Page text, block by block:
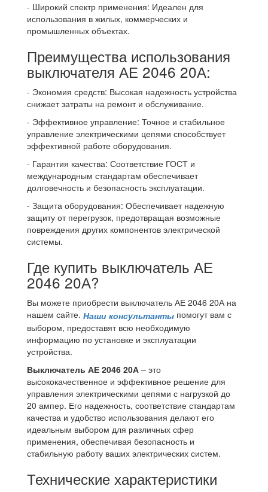
- Широкий спектр применения: Идеален для
использования в жилых, коммерческих и
промышленных объектах.
Преимущества использования
выключателя АЕ 2046 20А:
- Экономия средств: Высокая надежность устройства
снижает затраты на ремонт и обслуживание.
- Эффективное управление: Точное и стабильное
управление электрическими цепями способствует
эффективной работе оборудования.
- Гарантия качества: Соответствие ГОСТ и
международным стандартам обеспечивает
долговечность и безопасность эксплуатации.
- Защита оборудования: Обеспечивает надежную
защиту от перегрузок, предотвращая возможные
повреждения других компонентов электрической
системы.
Где купить выключатель АЕ
2046 20А?
Вы можете приобрести выключатель АЕ 2046 20А на
нашем сайте. Наши консультанты помогут вам с
выбором, предоставят всю необходимую
информацию по установке и эксплуатации
устройства.
Выключатель АЕ 2046 20А – это
высококачественное и эффективное решение для
управления электрическими цепями с нагрузкой до
20 ампер. Его надежность, соответствие стандартам
качества и удобство использования делают его
идеальным выбором для различных сфер
применения, обеспечивая безопасность и
стабильную работу ваших электрических систем.
Технические характеристики